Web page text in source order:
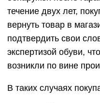
течение двух лет,
вернуть товар в
подтвердить свои
экспертизой обуви,
возникли по вине
В таких случаях